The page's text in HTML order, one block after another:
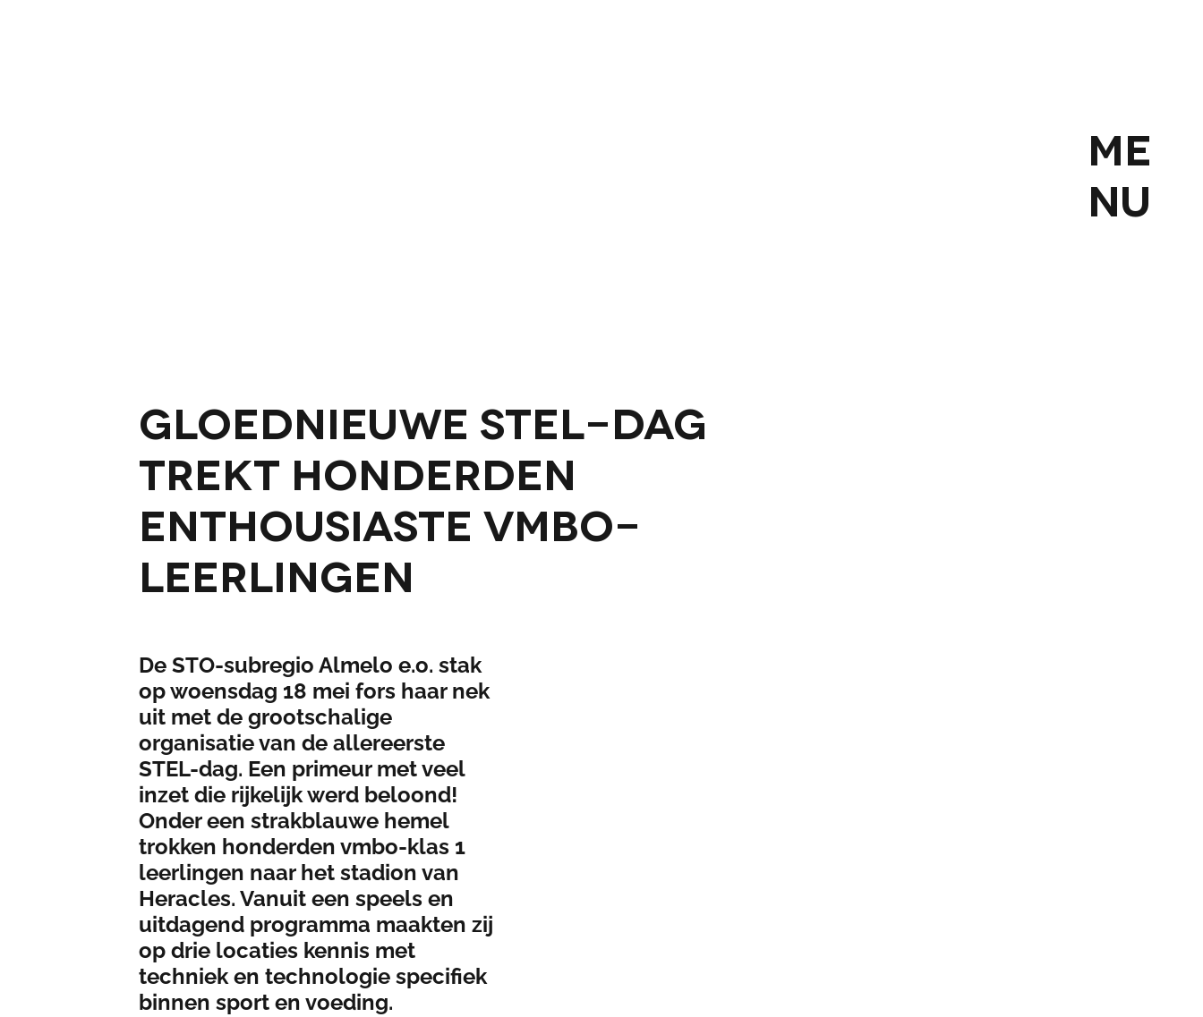
Gloednieuwe STEL-dag
trekt honderden
enthousiaste vmbo-
leerlingen
De STO-subregio Almelo e.o. stak
op woensdag 18 mei fors haar nek
uit met de grootschalige
organisatie van de allereerste
STEL-dag. Een primeur met veel
inzet die rijkelijk werd beloond!
Onder een strakblauwe hemel
trokken honderden vmbo-klas 1
leerlingen naar het stadion van
Heracles. Vanuit een speels en
uitdagend programma maakten zij
op drie locaties kennis met
techniek en technologie specifiek
binnen sport en voeding.
ME
NU